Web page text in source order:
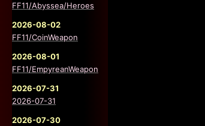
FF11/Abyssea/Heroes
2026-08-02
FF11/CoinWeapon
2026-08-01
FF11/EmpyreanWeapon
2026-07-31
2026-07-31
2026-07-30